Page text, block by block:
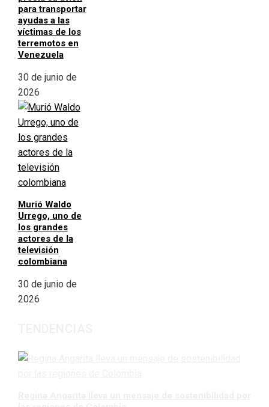
para transportar
ayudas a las
víctimas de los
terremotos en
Venezuela
30 de junio de
2026
Murió Waldo
Urrego, uno de
los grandes
actores de la
televisión
colombiana
30 de junio de
2026